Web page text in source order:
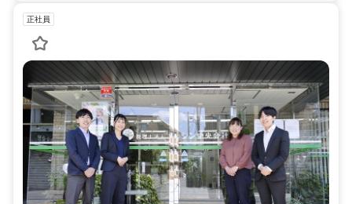
正社員